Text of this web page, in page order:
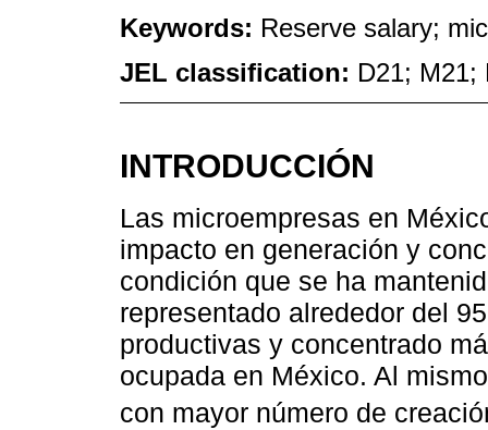
Keywords: Reserve salary;
JEL classification: D21; M21;
INTRODUCCIÓN
Las microempresas en
impacto en generación y
condición que se ha
representado alrededor del
productivas y concentrado
ocupada en México. Al
con mayor número de